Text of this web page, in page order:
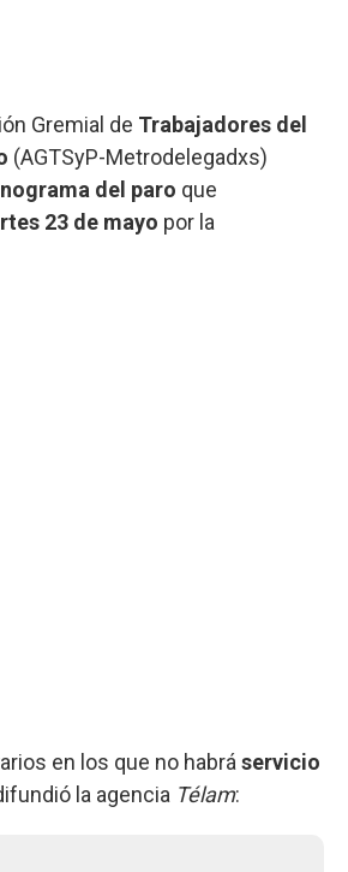
Gremial de Trabajadores del
(AGTSyP-Metrodelegadxs)
del paro que
23 de mayo por la
en los que no habrá servicio
la agencia Télam: